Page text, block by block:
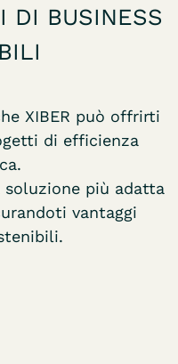
DI BUSINESS
XIBER può offrirti
di efficienza
più adatta
vantaggi